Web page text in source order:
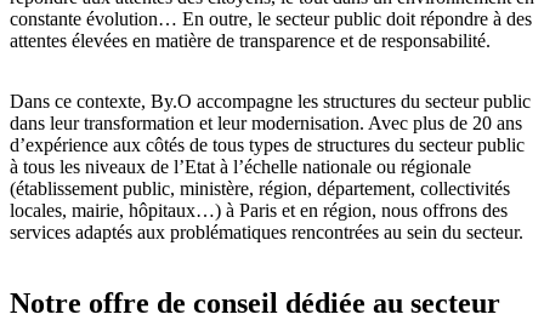
constante évolution… En outre, le secteur public doit répondre à des
attentes élevées en matière de transparence et de responsabilité.
Dans ce contexte, By.O accompagne les structures du secteur public
dans leur transformation et leur modernisation. Avec plus de 20 ans
d’expérience aux côtés de tous types de structures du secteur public
à tous les niveaux de l’Etat à l’échelle nationale ou régionale
(établissement public, ministère, région, département, collectivités
locales, mairie, hôpitaux…) à Paris et en région, nous offrons des
services adaptés aux problématiques rencontrées au sein du secteur.
Notre offre de conseil dédiée au secteur